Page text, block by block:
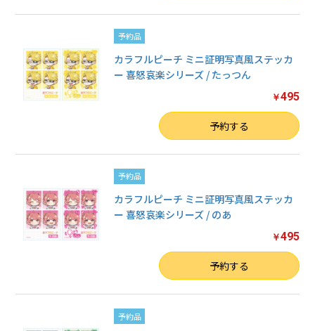
予約品
カラフルピーチ ミニ証明写真風ステッカ
ー 喜怒哀楽シリーズ / たっつん
￥495
予約する
予約品
カラフルピーチ ミニ証明写真風ステッカ
ー 喜怒哀楽シリーズ / のあ
￥495
予約する
予約品